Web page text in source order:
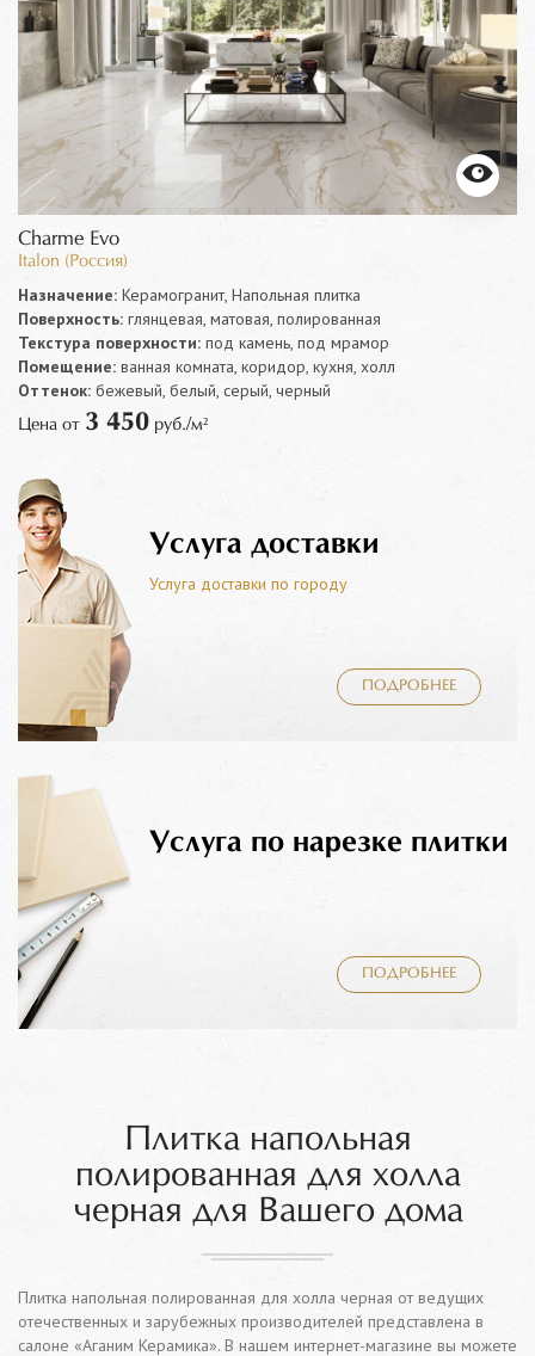
Charme Evo
Italon (Россия)
Назначение: Керамогранит, Напольная плитка
Поверхность: глянцевая, матовая, полированная
Текстура поверхности: под камень, под мрамор
Помещение: ванная комната, коридор, кухня, холл
Оттенок: бежевый, белый, серый, черный
Цена от 3 450 руб./м²
Услуга доставки
Услуга доставки по городу
ПОДРОБНЕЕ
Услуга по нарезке плитки
ПОДРОБНЕЕ
Плитка напольная
полированная для холла
черная для Вашего дома
Плитка напольная полированная для холла черная от ведущих
отечественных и зарубежных производителей представлена в
салоне «Аганим Керамика». В нашем интернет-магазине вы можете